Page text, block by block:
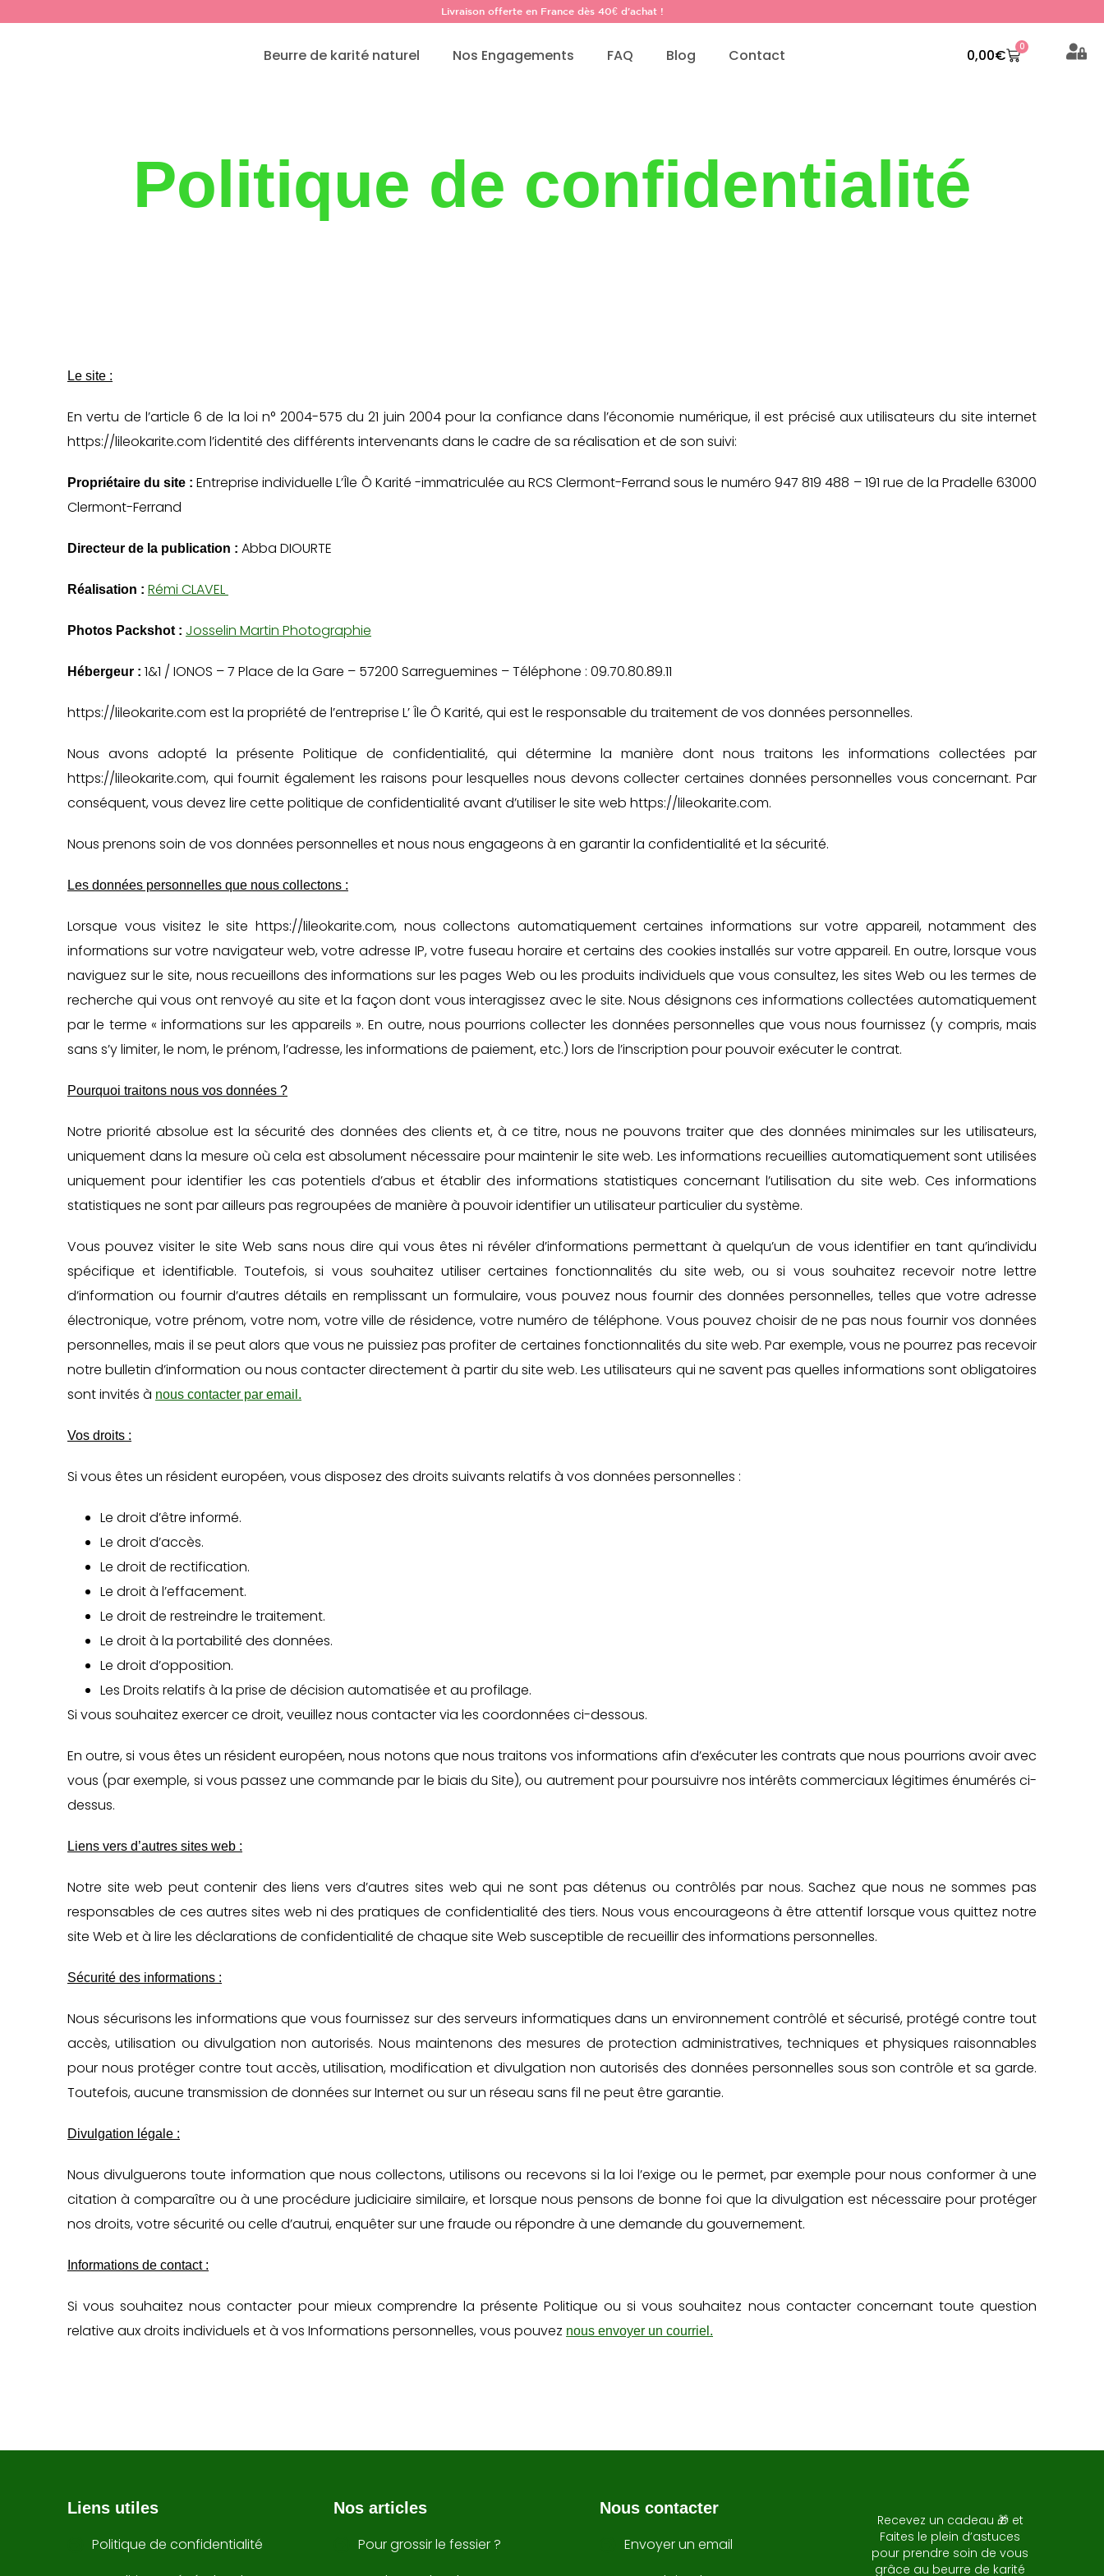
Livraison offerte en France dès 40€ d'achat !
Beurre de karité naturel Nos Engagements FAQ Blog Contact 0,00€ 0
Politique de confidentialité
Le site :
En vertu de l’article 6 de la loi n° 2004-575 du 21 juin 2004 pour la confiance dans l’économie numérique, il est précisé aux utilisateurs du site internet
https://lileokarite.com l’identité des différents intervenants dans le cadre de sa réalisation et de son suivi:
Propriétaire du site : Entreprise individuelle L’Île Ô Karité -immatriculée au RCS Clermont-Ferrand sous le numéro 947 819 488 – 191 rue de la Pradelle 63000
Clermont-Ferrand
Directeur de la publication : Abba DIOURTE
Réalisation : Rémi CLAVEL
Photos Packshot : Josselin Martin Photographie
Hébergeur : 1&1 / IONOS – 7 Place de la Gare – 57200 Sarreguemines – Téléphone : 09.70.80.89.11
https://lileokarite.com est la propriété de l’entreprise L’ Île Ô Karité, qui est le responsable du traitement de vos données personnelles.
Nous avons adopté la présente Politique de confidentialité, qui détermine la manière dont nous traitons les informations collectées par
https://lileokarite.com, qui fournit également les raisons pour lesquelles nous devons collecter certaines données personnelles vous concernant. Par
conséquent, vous devez lire cette politique de confidentialité avant d’utiliser le site web https://lileokarite.com.
Nous prenons soin de vos données personnelles et nous nous engageons à en garantir la confidentialité et la sécurité.
Les données personnelles que nous collectons :
Lorsque vous visitez le site https://lileokarite.com, nous collectons automatiquement certaines informations sur votre appareil, notamment des
informations sur votre navigateur web, votre adresse IP, votre fuseau horaire et certains des cookies installés sur votre appareil. En outre, lorsque vous
naviguez sur le site, nous recueillons des informations sur les pages Web ou les produits individuels que vous consultez, les sites Web ou les termes de
recherche qui vous ont renvoyé au site et la façon dont vous interagissez avec le site. Nous désignons ces informations collectées automatiquement
par le terme « informations sur les appareils ». En outre, nous pourrions collecter les données personnelles que vous nous fournissez (y compris, mais
sans s’y limiter, le nom, le prénom, l’adresse, les informations de paiement, etc.) lors de l’inscription pour pouvoir exécuter le contrat.
Pourquoi traitons nous vos données ?
Notre priorité absolue est la sécurité des données des clients et, à ce titre, nous ne pouvons traiter que des données minimales sur les utilisateurs,
uniquement dans la mesure où cela est absolument nécessaire pour maintenir le site web. Les informations recueillies automatiquement sont utilisées
uniquement pour identifier les cas potentiels d’abus et établir des informations statistiques concernant l’utilisation du site web. Ces informations
statistiques ne sont par ailleurs pas regroupées de manière à pouvoir identifier un utilisateur particulier du système.
Vous pouvez visiter le site Web sans nous dire qui vous êtes ni révéler d’informations permettant à quelqu’un de vous identifier en tant qu’individu
spécifique et identifiable. Toutefois, si vous souhaitez utiliser certaines fonctionnalités du site web, ou si vous souhaitez recevoir notre lettre
d’information ou fournir d’autres détails en remplissant un formulaire, vous pouvez nous fournir des données personnelles, telles que votre adresse
électronique, votre prénom, votre nom, votre ville de résidence, votre numéro de téléphone. Vous pouvez choisir de ne pas nous fournir vos données
personnelles, mais il se peut alors que vous ne puissiez pas profiter de certaines fonctionnalités du site web. Par exemple, vous ne pourrez pas recevoir
notre bulletin d’information ou nous contacter directement à partir du site web. Les utilisateurs qui ne savent pas quelles informations sont obligatoires
sont invités à nous contacter par email.
Vos droits :
Si vous êtes un résident européen, vous disposez des droits suivants relatifs à vos données personnelles :
Le droit d’être informé.
Le droit d’accès.
Le droit de rectification.
Le droit à l’effacement.
Le droit de restreindre le traitement.
Le droit à la portabilité des données.
Le droit d’opposition.
Les Droits relatifs à la prise de décision automatisée et au profilage.
Si vous souhaitez exercer ce droit, veuillez nous contacter via les coordonnées ci-dessous.
En outre, si vous êtes un résident européen, nous notons que nous traitons vos informations afin d’exécuter les contrats que nous pourrions avoir avec
vous (par exemple, si vous passez une commande par le biais du Site), ou autrement pour poursuivre nos intérêts commerciaux légitimes énumérés ci-
dessus.
Liens vers d’autres sites web :
Notre site web peut contenir des liens vers d’autres sites web qui ne sont pas détenus ou contrôlés par nous. Sachez que nous ne sommes pas
responsables de ces autres sites web ni des pratiques de confidentialité des tiers. Nous vous encourageons à être attentif lorsque vous quittez notre
site Web et à lire les déclarations de confidentialité de chaque site Web susceptible de recueillir des informations personnelles.
Sécurité des informations :
Nous sécurisons les informations que vous fournissez sur des serveurs informatiques dans un environnement contrôlé et sécurisé, protégé contre tout
accès, utilisation ou divulgation non autorisés. Nous maintenons des mesures de protection administratives, techniques et physiques raisonnables
pour nous protéger contre tout accès, utilisation, modification et divulgation non autorisés des données personnelles sous son contrôle et sa garde.
Toutefois, aucune transmission de données sur Internet ou sur un réseau sans fil ne peut être garantie.
Divulgation légale :
Nous divulguerons toute information que nous collectons, utilisons ou recevons si la loi l’exige ou le permet, par exemple pour nous conformer à une
citation à comparaître ou à une procédure judiciaire similaire, et lorsque nous pensons de bonne foi que la divulgation est nécessaire pour protéger
nos droits, votre sécurité ou celle d’autrui, enquêter sur une fraude ou répondre à une demande du gouvernement.
Informations de contact :
Si vous souhaitez nous contacter pour mieux comprendre la présente Politique ou si vous souhaitez nous contacter concernant toute question
relative aux droits individuels et à vos Informations personnelles, vous pouvez nous envoyer un courriel.
Liens utiles
Politique de confidentialité
Nos articles
Pour grossir le fessier ?
Nous contacter
Envoyer un email
Recevez un cadeau 🎁 et
Faites le plein d’astuces
pour prendre soin de vous
grâce au beurre de karité